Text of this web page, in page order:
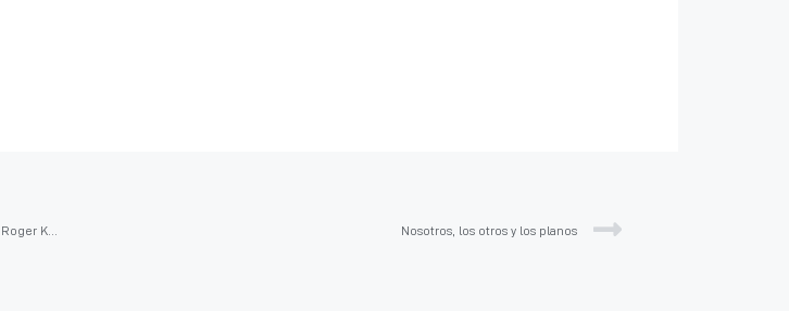
Nosotros, los otros y los planos